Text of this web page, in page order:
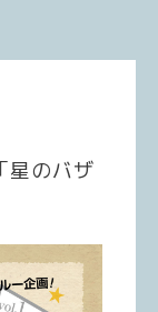
のバザ